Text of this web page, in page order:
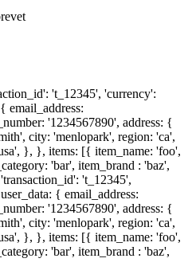
't_12345', 'currency':
email_address:
'1234567890', address: {
city: 'menlopark', region: 'ca',
}, }, items: [{ item_name: 'foo',
'bar', item_brand : 'baz',
't_12345',
{ email_address:
'1234567890', address: {
city: 'menlopark', region: 'ca',
}, }, items: [{ item_name: 'foo',
'bar', item_brand : 'baz',